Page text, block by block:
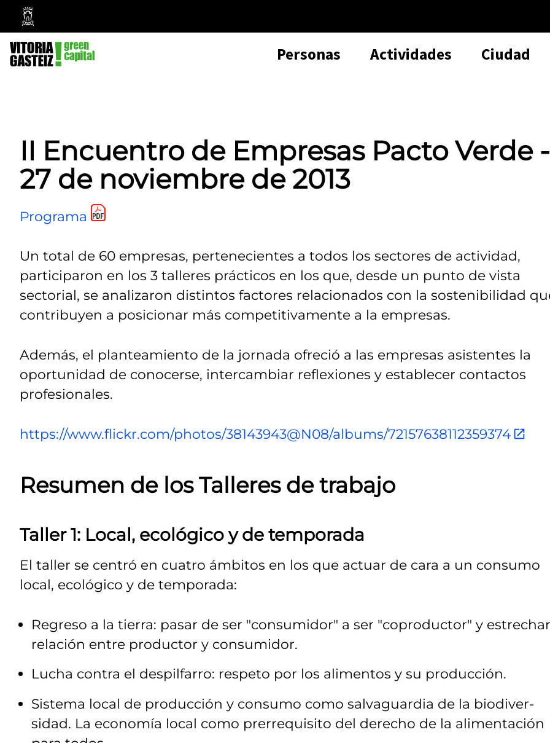
Ayuntamiento
Vitoria-
Gasteiz
Personas Actividades Ciudad
II Encuentro de Empresas Pacto Verde -
27 de noviembre de 2013
Programa
Un total de 60 empresas, pertenecientes a todos los sectores de actividad,
participaron en los 3 talleres prácticos en los que, desde un punto de vista
sectorial, se analizaron distintos factores relacionados con la sostenibilidad
contribuyen a posicionar más competitivamente a la empresas.
Además, el planteamiento de la jornada ofreció a las empresas asistentes la
oportunidad de conocerse, intercambiar reflexiones y establecer contactos
profesionales.
https://www.flickr.com/photos/38143943@N08/albums/72157638112359374
Resumen de los Talleres de trabajo
Taller 1: Local, ecológico y de temporada
El taller se centró en cuatro ámbitos en los que actuar de cara a un consumo
local, ecológico y de temporada:
Regreso a la tierra: pasar de ser "consumidor" a ser "coproductor" y
relación entre productor y consumidor.
Lucha contra el despilfarro: respeto por los alimentos y su producción.
Sistema local de producción y consumo como salvaguardia de la biodiver-
sidad. La economía local como prerrequisito del derecho de la alimentación